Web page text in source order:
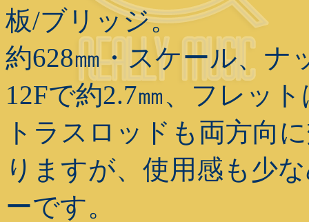
板/ブリッジ。
約628㎜・スケール、ナ
12Fで約2.7㎜、フレッ
トラスロッドも両方向
りますが、使用感も少
ーです。